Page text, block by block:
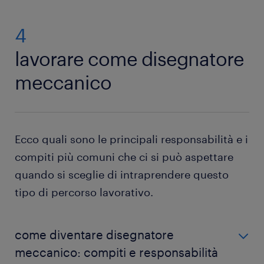
4
lavorare come disegnatore
meccanico
Ecco quali sono le principali responsabilità e i
compiti più comuni che ci si può aspettare
quando si sceglie di intraprendere questo
tipo di percorso lavorativo.
come diventare disegnatore
meccanico: compiti e responsabilità